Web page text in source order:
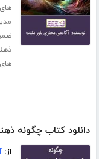
دانلود کتاب چگونه
از: